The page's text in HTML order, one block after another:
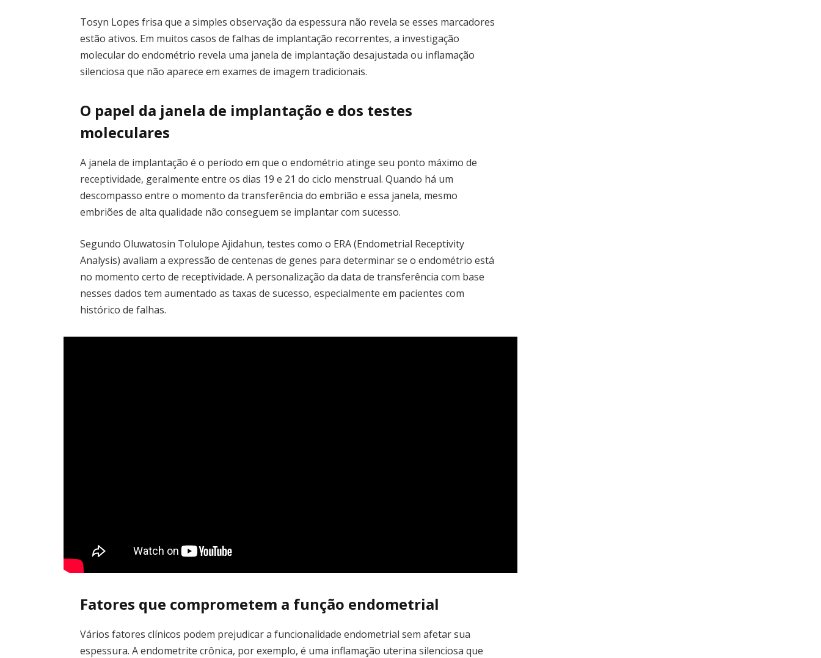
Tosyn Lopes frisa que a simples observação da espessura não revela se esses marcadores
estão ativos. Em muitos casos de falhas de implantação recorrentes, a investigação
molecular do endométrio revela uma janela de implantação desajustada ou inflamação
silenciosa que não aparece em exames de imagem tradicionais.
O papel da janela de implantação e dos testes
moleculares
A janela de implantação é o período em que o endométrio atinge seu ponto máximo de
receptividade, geralmente entre os dias 19 e 21 do ciclo menstrual. Quando há um
descompasso entre o momento da transferência do embrião e essa janela, mesmo
embriões de alta qualidade não conseguem se implantar com sucesso.
Segundo Oluwatosin Tolulope Ajidahun, testes como o ERA (Endometrial Receptivity
Analysis) avaliam a expressão de centenas de genes para determinar se o endométrio está
no momento certo de receptividade. A personalização da data de transferência com base
nesses dados tem aumentado as taxas de sucesso, especialmente em pacientes com
histórico de falhas.
Fatores que comprometem a função endometrial
Vários fatores clínicos podem prejudicar a funcionalidade endometrial sem afetar sua
espessura. A endometrite crônica, por exemplo, é uma inflamação uterina silenciosa que